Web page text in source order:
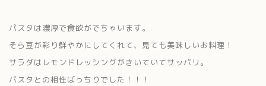
パスタは濃厚で食欲がでちゃいます。
そら豆が彩り鮮やかにしてくれて、見ても美味しいお料理！
サラダはレモンドレッシングがきいていてサッパリ。
パスタとの相性ばっちりでした！！！